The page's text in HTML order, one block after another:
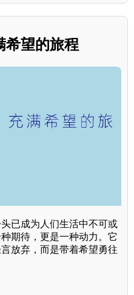
希望的旅程
已成为人们生活中不可或
期待，更是一种动力。它
放弃，而是带着希望勇往